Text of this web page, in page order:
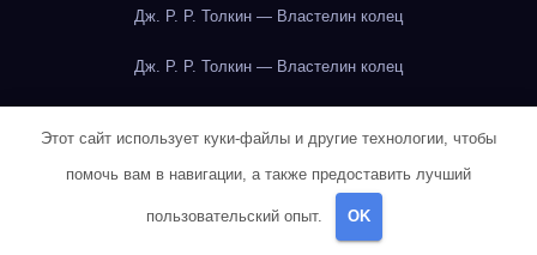
Дж. Р. Р. Толкин — Властелин колец
Дж. Р. Р. Толкин — Властелин колец
Дж. Р. Р. Толкин — Властелин колец
Этот сайт использует куки-файлы и другие технологии, чтобы
помочь вам в навигации, а также предоставить лучший
пользовательский опыт. OK